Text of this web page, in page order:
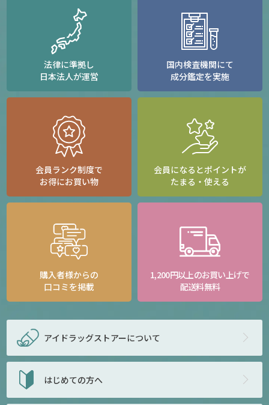
法律に準拠し
日本法人が運営
国内検査機関にて
成分鑑定を実施
会員ランク制度で
お得にお買い物
会員になるとポイントが
たまる・使える
購入者様からの
口コミを掲載
1,200円以上のお買い上げで
配送料無料
アイドラッグストアーについて
はじめての方へ